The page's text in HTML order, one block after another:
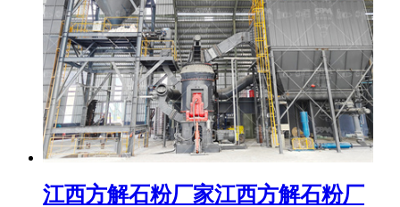
江西方解石粉厂家江西方解石粉厂